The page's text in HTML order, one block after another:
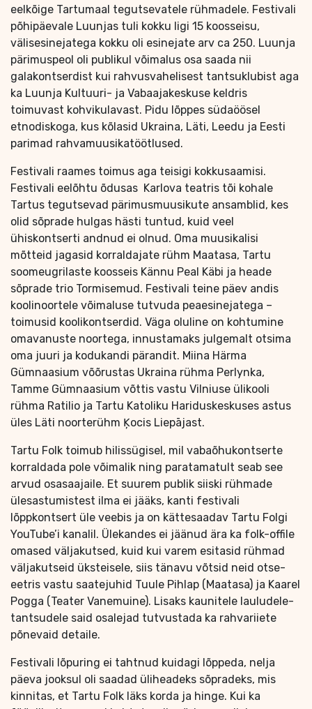
eelkõige Tartumaal tegutsevatele rühmadele. Festivali
põhipäevale Luunjas tuli kokku ligi 15 koosseisu,
välisesinejatega kokku oli esinejate arv ca 250. Luunja
pärimuspeol oli publikul võimalus osa saada nii
galakontserdist kui rahvusvahelisest tantsuklubist aga
ka Luunja Kultuuri- ja Vabaajakeskuse keldris
toimuvast kohvikulavast. Pidu lõppes südaöösel
etnodiskoga, kus kõlasid Ukraina, Läti, Leedu ja Eesti
parimad rahvamuusikatöötlused.
Festivali raames toimus aga teisigi kokkusaamisi.
Festivali eelõhtu õdusas Karlova teatris tõi kohale
Tartus tegutsevad pärimusmuusikute ansamblid, kes
olid sõprade hulgas hästi tuntud, kuid veel
ühiskontserti andnud ei olnud. Oma muusikalisi
mõtteid jagasid korraldajate rühm Maatasa, Tartu
soomeugrilaste koosseis Kännu Peal Käbi ja heade
sõprade trio Tormisemud. Festivali teine päev andis
koolinoortele võimaluse tutvuda peaesinejatega –
toimusid koolikontserdid. Väga oluline on kohtumine
omavanuste noortega, innustamaks julgemalt otsima
oma juuri ja kodukandi pärandit. Miina Härma
Gümnaasium võõrustas Ukraina rühma Perlynka,
Tamme Gümnaasium võttis vastu Vilniuse ülikooli
rühma Ratilio ja Tartu Katoliku Hariduskeskuses astus
üles Läti noorterühm Ķocis Liepājast.
Tartu Folk toimub hilissügisel, mil vabaõhukontserte
korraldada pole võimalik ning paratamatult seab see
arvud osasaajaile. Et suurem publik siiski rühmade
ülesastumistest ilma ei jääks, kanti festivali
lõppkontsert üle veebis ja on kättesaadav Tartu Folgi
YouTube’i kanalil. Ülekandes ei jäänud ära ka folk-offile
omased väljakutsed, kuid kui varem esitasid rühmad
väljakutseid üksteisele, siis tänavu võtsid neid otse-
eetris vastu saatejuhid Tuule Pihlap (Maatasa) ja Kaarel
Pogga (Teater Vanemuine). Lisaks kaunitele lauludele-
tantsudele said osalejad tutvustada ka rahvariiete
põnevaid detaile.
Festivali lõpuring ei tahtnud kuidagi lõppeda, nelja
päeva jooksul oli saadad üliheadeks sõpradeks, mis
kinnitas, et Tartu Folk läks korda ja hinge. Kui ka